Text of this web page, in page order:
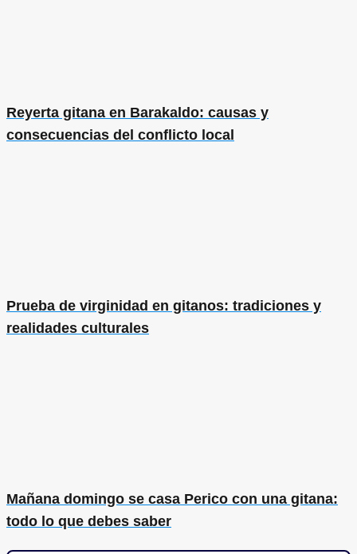
Reyerta gitana en Barakaldo: causas y
consecuencias del conflicto local
Prueba de virginidad en gitanos: tradiciones y
realidades culturales
Mañana domingo se casa Perico con una gitana:
todo lo que debes saber